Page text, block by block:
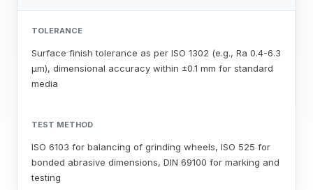
TOLERANCE
Surface finish tolerance as per ISO 1302 (e.g., Ra 0.4-6.3
μm), dimensional accuracy within ±0.1 mm for standard
media
TEST METHOD
ISO 6103 for balancing of grinding wheels, ISO 525 for
bonded abrasive dimensions, DIN 69100 for marking and
testing